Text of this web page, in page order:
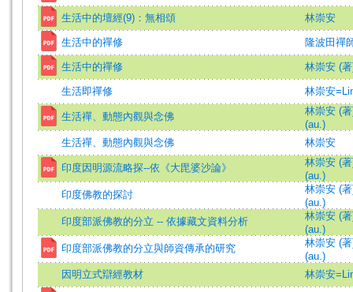
生活中的壇經(9)：無相頌 林崇安
生活中的禪修 隆波田禪
生活中的禪修 林崇安 (
生活即禪修 林崇安
生活禪、動態內觀與念佛
林崇安 (
(au.)
生活禪、動態內觀與念佛
林崇安
印度因明源流略探--依《大毘婆沙論》
林崇安 (
(au.)
印度佛教的探討
林崇安 (
(au.)
印度部派佛教的分立 -- 依據藏文資料分析
林崇安 (
(au.)
印度部派佛教的分立與師資傳承的研究
林崇安 (
(au.)
因明立式辯經教材
林崇安